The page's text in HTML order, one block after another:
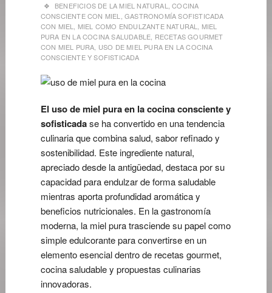
BENEFICIOS DE LA MIEL NATURAL
,COCINA
CONSCIENTE CON MIEL
,GASTRONOMÍA SOFISTICADA
CON MIEL
MIEL COMO ENDULZANTE NATURAL
MIEL
PURA EN LA COCINA SALUDABLE RECETAS GOURMET
CON MIEL PURA USO DE MIEL PURA EN LA COCINA
CONSCIENTE Y SOFISTICADA
El uso de miel pura en la cocina consciente y
sofisticadase ha convertido en una tendencia
culinaria que combina salud, sabor refinado y
sostenibilidad. Este ingrediente natural,
apreciado desde la antigüedad, destaca por su
capacidad para endulzar de forma saludable
mientras aporta profundidad aromática y
beneficios nutricionales. En la gastronomía
moderna, la miel pura trasciende su papel como
simple edulcorante para convertirse en un
elemento esencial dentro de recetas gourmet,
cocina saludable y propuestas culinarias
innovadoras.